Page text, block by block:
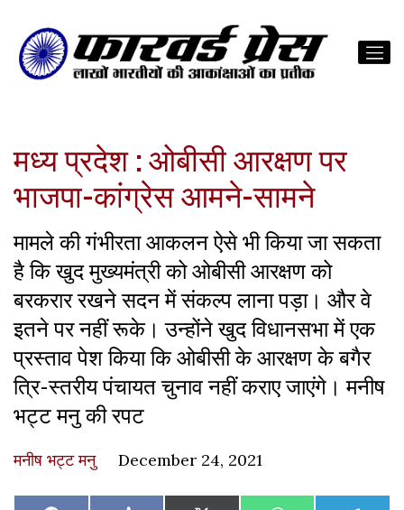
मध्य प्रदेश : ओबीसी आरक्षण पर
भाजपा-कांग्रेस आमने-सामने
मामले की गंभीरता आकलन ऐसे भी किया जा सकता
है कि खुद मुख्यमंत्री को ओबीसी आरक्षण को
बरकरार रखने सदन में संकल्प लाना पड़ा। और वे
इतने पर नहीं रूके। उन्होंने खुद विधानसभा में एक
प्रस्ताव पेश किया कि ओबीसी के आरक्षण के बगैर
त्रि-स्तरीय पंचायत चुनाव नहीं कराए जाएंगे। मनीष
भट्ट मनु की रपट
मनीष भट्ट मनु December 24, 2021